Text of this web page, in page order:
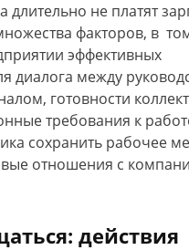
длительно не платят
факторов, в
эффективных
диалога между
готовности
требования к
сохранить рабочее
отношения с
действия